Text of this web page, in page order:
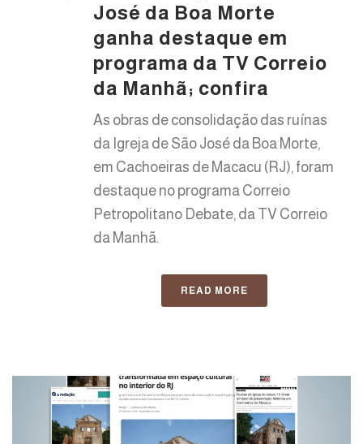
José da Boa Morte
ganha destaque em
programa da TV Correio
da Manhã; confira
As obras de consolidação das ruínas
da Igreja de São José da Boa Morte,
em Cachoeiras de Macacu (RJ), foram
destaque no programa Correio
Petropolitano Debate, da TV Correio
da Manhã.
READ MORE